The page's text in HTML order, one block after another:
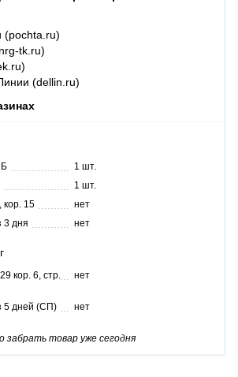
(pochta.ru)
tk.ru)
(dellin.ru)
1 шт.
1 шт.
кор. 15
нет
3 дня
нет
кор. 6, стр.
нет
5 дней (СП) нет
забрать товар уже сегодня